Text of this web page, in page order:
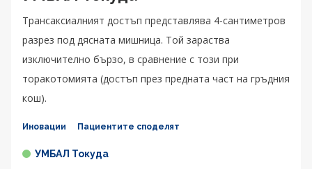
Трансаксиалният достъп представлява 4-сантиметров
разрез под дясната мишница. Той зараства
изключително бързо, в сравнение с този при
торакотомията (достъп през предната част на гръдния
кош).
Иновации Пациентите споделят
УМБАЛ Токуда